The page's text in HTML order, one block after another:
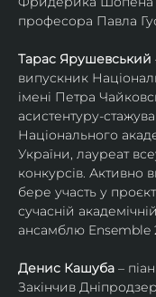
професора Павла
Тарас Ярушевський
випускник
імені Петра
асистентуру-
Національного
України, лауреат
конкурсів. Активно
бере участь у
сучасній
ансамблю Ensemble
Денис Кашуба –
Закінчив